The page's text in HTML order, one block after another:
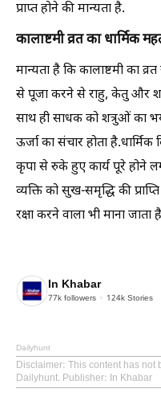
प्राप्त होने की मान्यता है.
कालाष्टमी व्रत का धार्मिक
मान्यता है कि कालाष्टमी का
से पूजा करने से राहु, केतु और
साथ ही साधक को शत्रुओं का
ऊर्जा का संचार होता
कृपा से रुके हुए कार्य पूरे होने
व्यक्ति को सुख-समृद्धि की
रक्षा करने वाला भी माना जाता
In Khabar
77k followers 124k Stories
Dailyhunt
Disclaimer: This content has not
Dailyhunt. Publisher: In Khabar